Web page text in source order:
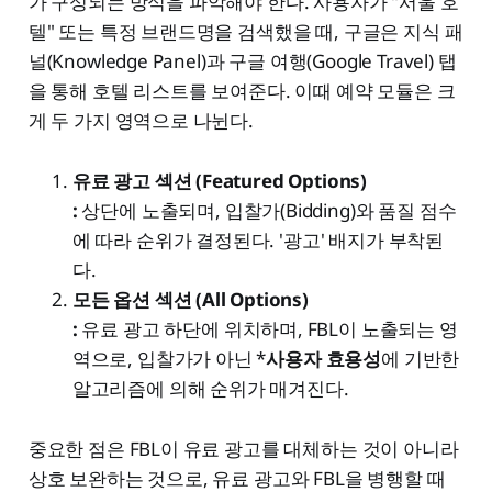
텔" 또는 특정 브랜드명을 검색했을 때, 구글은 지식 패
널(Knowledge Panel)과 구글 여행(Google Travel) 탭
을 통해 호텔 리스트를 보여준다. 이때 예약 모듈은 크
게 두 가지 영역으로 나뉜다.
유료 광고 섹션 (Featured Options)
: 상단에 노출되며, 입찰가(Bidding)와 품질 점수
에 따라 순위가 결정된다. '광고' 배지가 부착된
다.
모든 옵션 섹션 (All Options)
: 유료 광고 하단에 위치하며, FBL이 노출되는 영
역으로, 입찰가가 아닌 *사용자 효용성에 기반한
알고리즘에 의해 순위가 매겨진다.
중요한 점은 FBL이 유료 광고를 대체하는 것이 아니라
상호 보완하는 것으로, 유료 광고와 FBL을 병행할 때